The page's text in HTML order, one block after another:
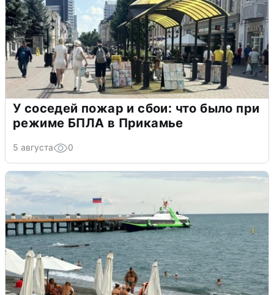
У соседей пожар и сбои: что было при
режиме БПЛА в Прикамье
5 августа 0